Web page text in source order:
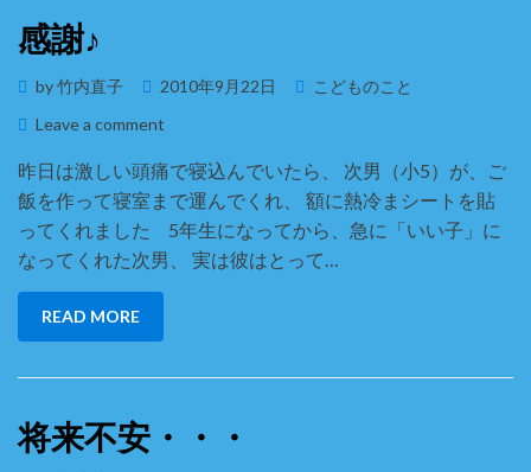
ら・・・
感謝♪
by竹内直子
Posted
2010年9月22日
こどものこと
Leave a comment
謝
♪
昨日は激しい頭痛で寝込んでいたら、 次男（小5）が、ご
飯を作って寝室まで運んでくれ、 額に熱冷まシートを貼
ってくれました 5年生になってから、急に「いい子」に
なってくれた次男、 実は彼はとって…
READ MORE
将来不安・・・